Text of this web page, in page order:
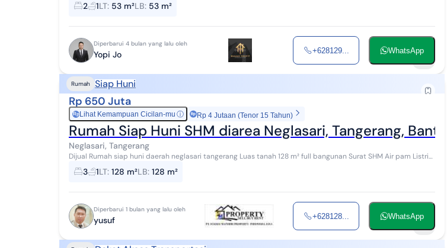
2 1LT: 53 m²LB: 53 m²
Diperbarui 4 bulan yang lalu oleh
Yopi Jo +628129... WhatsApp
Rumah Siap Huni
Rp 650 Juta
RpLihat Kemampuan Cicilan-mu ⓘ Rp 4 Jutaan (Tenor 15 Tahun)
Rumah Siap Huni SHM diarea Neglasari, Tangerang, Banten
Neglasari, Tangerang
Dijual Rumah siap huni daerah neglasari tangerang Luas tanah 128 m² full bangunan Surat SHM Air pam Listrik
1300 watt Kamar tidur ada 3 Kamar man...
3 1LT: 128 m²LB: 128 m²
Diperbarui 1 bulan yang lalu oleh
yusuf +628128... WhatsApp